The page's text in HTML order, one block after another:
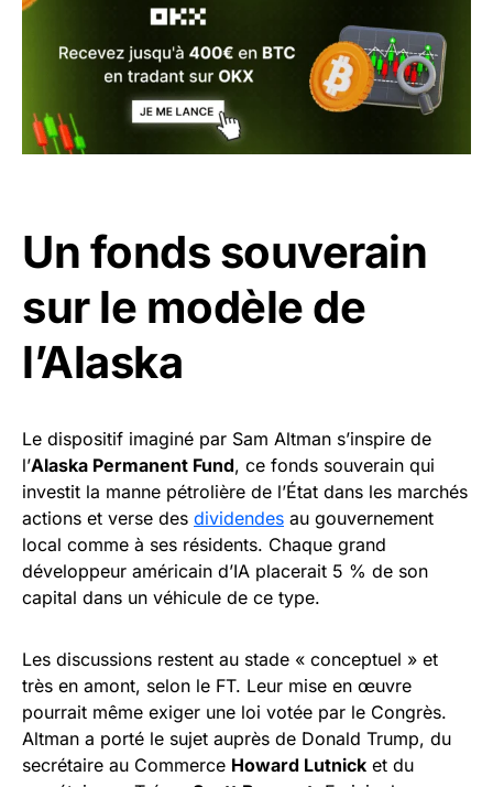
Un fonds souverain
sur le modèle de
l’Alaska
Le dispositif imaginé par Sam Altman s’inspire de
l’Alaska Permanent Fund, ce fonds souverain qui
investit la manne pétrolière de l’État dans les marchés
actions et verse des dividendes au gouvernement
local comme à ses résidents. Chaque grand
développeur américain d’IA placerait 5 % de son
capital dans un véhicule de ce type.
Les discussions restent au stade « conceptuel » et
très en amont, selon le FT. Leur mise en œuvre
pourrait même exiger une loi votée par le Congrès.
Altman a porté le sujet auprès de Donald Trump, du
secrétaire au Commerce Howard Lutnick et du